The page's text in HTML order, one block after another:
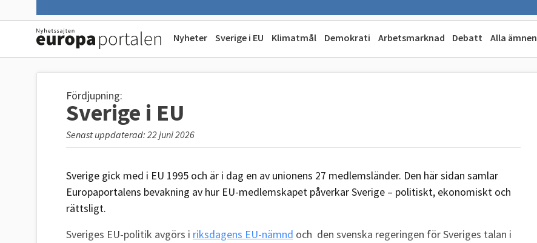
Nyheter Sverige i EU Klimatmål Demokrati Arbetsmarknad Debatt Alla ämnen
Fördjupning:
Sverige i EU
Senast uppdaterad: 22 juni 2026
Sverige gick med i EU 1995 och är i dag en av unionens 27 medlemsländer. Den här sidan samlar
Europaportalens bevakning av hur EU-medlemskapet påverkar Sverige – politiskt, ekonomiskt och
rättsligt.
Sveriges EU-politik avgörs i riksdagens EU-nämnd och den svenska regeringen för Sveriges talan i